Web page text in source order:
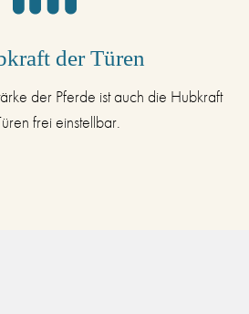
der Türen
der Pferde ist auch die Hubkraft
frei einstellbar.